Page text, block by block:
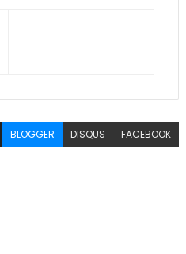
BLOGGER DISQUS FACEBOOK